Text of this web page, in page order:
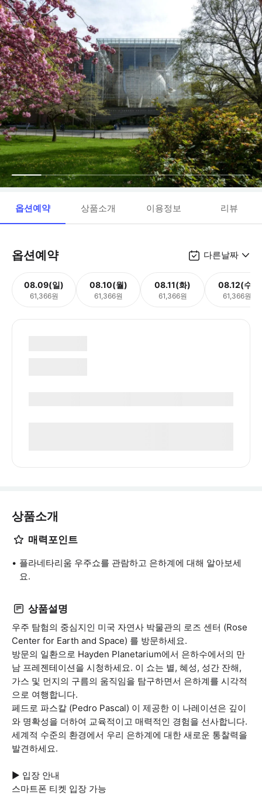
옵션예약 상품소개 이용정보 리뷰
옵션예약 다른날짜
08.09(일)
61,366원
08.10(월)
61,366원
08.11(화)
61,366원
08.12(수)
61,366원
상품소개
매력포인트
플라네타리움 우주쇼를 관람하고 은하계에 대해 알아보세
요.
상품설명
우주 탐험의 중심지인 미국 자연사 박물관의 로즈 센터 (Rose
Center for Earth and Space) 를 방문하세요.
방문의 일환으로 Hayden Planetarium에서 은하수에서의 만
남 프레젠테이션을 시청하세요. 이 쇼는 별, 혜성, 성간 잔해,
가스 및 먼지의 구름의 움직임을 탐구하면서 은하계를 시각적
으로 여행합니다.
페드로 파스칼 (Pedro Pascal) 이 제공한 이 나레이션은 깊이
와 명확성을 더하여 교육적이고 매력적인 경험을 선사합니다.
세계적 수준의 환경에서 우리 은하계에 대한 새로운 통찰력을
발견하세요.
▶ 입장 안내
스마트폰 티켓 입장 가능